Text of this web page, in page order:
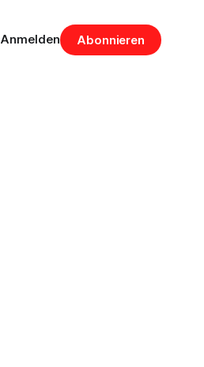
Anmelden Abonnieren